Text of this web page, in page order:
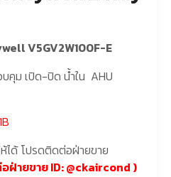
V5GV2W100F-E
บคุม เปิด-ปิด น้ำใน AHU
ได้ โปรดติดต่อฝ่ายขาย
ฝ่ายขายID: @ckaircond )